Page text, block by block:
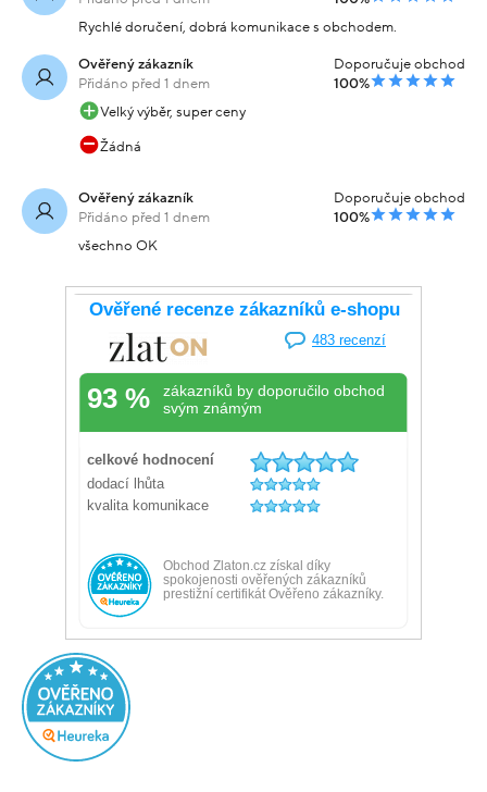
Rychlé doručení, dobrá komunikace s obchodem.
Ověřený zákazník
Přidáno před 1 dnem
Doporučuje obchod
100%
Velký výběr, super ceny
Žádná
Ověřený zákazník
Přidáno před 1 dnem
Doporučuje obchod
100%
všechno OK